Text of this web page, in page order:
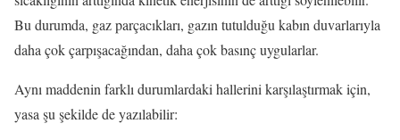
Bu durumda, gaz parçacıkları, gazın tutulduğu kabın duvarlarıyla
daha çok çarpışacağından, daha çok basınç uygularlar.
Aynı maddenin farklı durumlardaki hallerini karşılaştırmak için,
yasa şu şekilde de yazılabilir: